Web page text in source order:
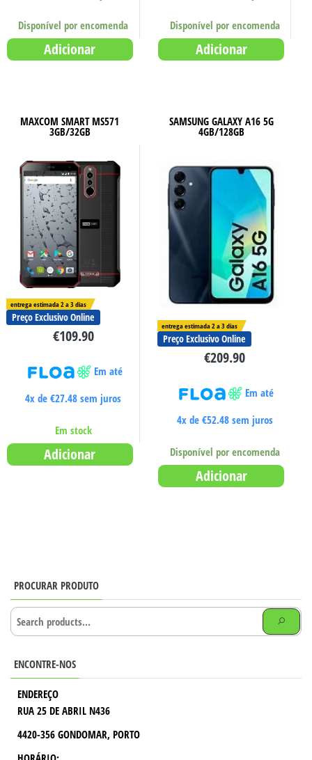
Disponível por encomenda
Adicionar
Disponível por encomenda
Adicionar
MAXCOM SMART MS571
3GB/32GB
entrega estimada 2 a 3 dias
Preço Exclusivo Online
€109.90
Em até
4x de€27.48 sem juros
Em stock
Adicionar
SAMSUNG GALAXY A16 5G
4GB/128GB
entrega estimada 2 a 3 dias
Preço Exclusivo Online
€209.90
Em até
4x de €52.48sem juros
Disponível por encomenda
Adicionar
PROCURAR PRODUTO
ENCONTRE-NOS
ENDEREÇO
RUA 25 DE ABRIL N436
4420-356 GONDOMAR, PORTO